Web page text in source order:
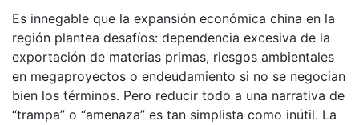
Es innegable que la expansión económica china en la
región plantea desafíos: dependencia excesiva de la
exportación de materias primas, riesgos ambientales
en megaproyectos o endeudamiento si no se negocian
bien los términos. Pero reducir todo a una narrativa de
“trampa” o “amenaza” es tan simplista como inútil. La